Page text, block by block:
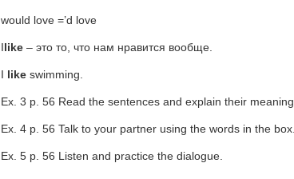
would love =’d love
Ilike – это то, что нам нравится вообще.
I like swimming.
Ex. 3 p. 56 Read the sentences and explain their meaning.
Ex. 4 p. 56 Talk to your partner using the words in the box.
Ex. 5 p. 56 Listen and practice the dialogue.